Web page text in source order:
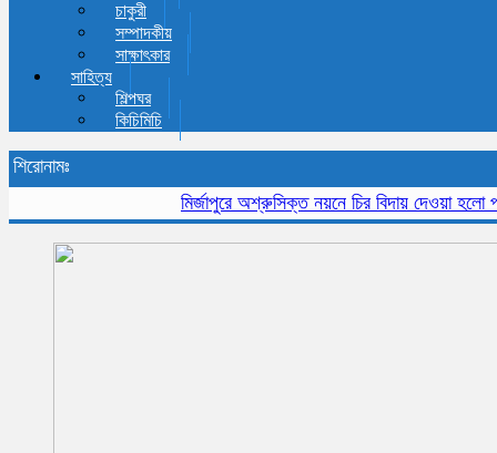
চাকুরী
সম্পাদকীয়
সাক্ষাৎকার
সাহিত্য
শিল্পঘর
কিচিমিচি
শিরোনামঃ
মির্জাপুরে অশ্রুসিক্ত নয়নে চির বিদায় দেওয়া হলো প্রবীন